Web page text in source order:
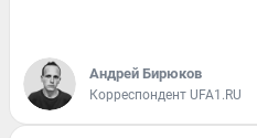
Андрей Бирюков
Корреспондент UFA1.RU